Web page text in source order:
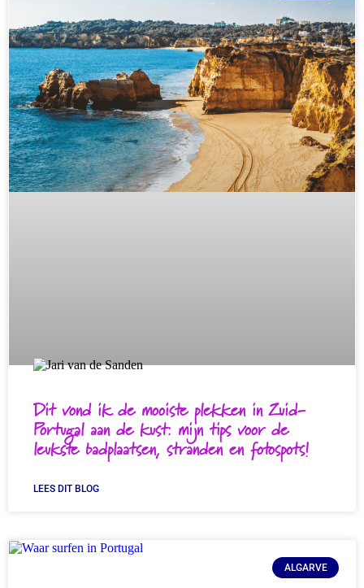
Dit vond ik de mooiste plekken in Zuid-
Portugal aan de kust: mijn tips voor de
leukste badplaatsen, stranden en fotospots!
LEES DIT BLOG
ALGARVE